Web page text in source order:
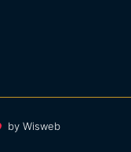
byWisweb